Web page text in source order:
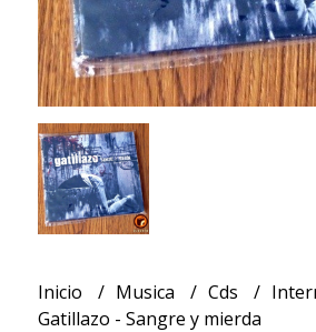
Inicio Musica Cds
Gatillazo - Sangre y mierda